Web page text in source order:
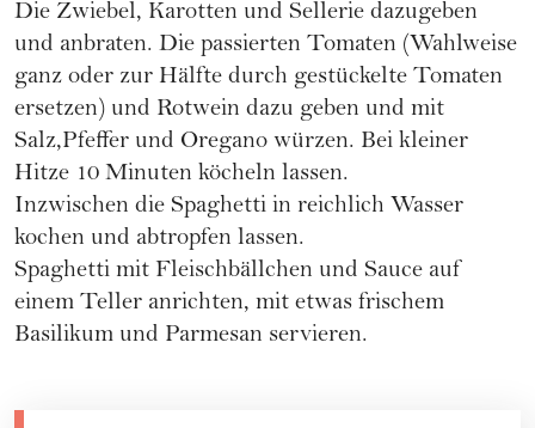
Die Zwiebel, Karotten und Sellerie dazugeben
und anbraten. Die passierten Tomaten (Wahlweise
ganz oder zur Hälfte durch gestückelte Tomaten
ersetzen) und Rotwein dazu geben und mit
Salz,Pfeffer und Oregano würzen. Bei kleiner
Hitze 10 Minuten köcheln lassen.
Inzwischen die Spaghetti in reichlich Wasser
kochen und abtropfen lassen.
Spaghetti mit Fleischbällchen und Sauce auf
einem Teller anrichten, mit etwas frischem
Basilikum und Parmesan servieren.